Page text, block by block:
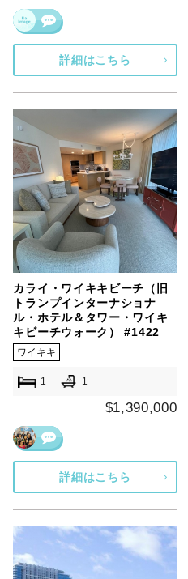
詳細はこちら
カライ・ワイキキビーチ（旧
トランプインターナショナ
ル・ホテル＆タワー・ワイキ
キビーチウォーク） #1422
ワイキキ
1 1
$1,390,000
詳細はこちら